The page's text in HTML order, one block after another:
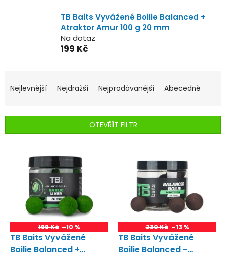
TB Baits Vyvážené Boilie Balanced +
Atraktor Amur 100 g 20 mm
Na dotaz
199 Kč
a
n
í
ů
Nejlevnější Nejdražší Nejprodávanější Abecedně
OTEVŘÍT FILTR
o
d
199 Kč –10 %
TB Baits Vyvážené
Boilie Balanced +
230 Kč –13 %
TB Baits Vyvážené
Boilie Balanced -